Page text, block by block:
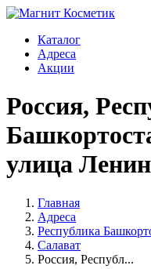
Каталог
Адреса
Акции
Россия,
улица
Главная
Адреса
Республика
Салават
Россия, Республ...